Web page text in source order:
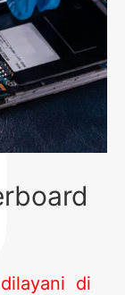
di